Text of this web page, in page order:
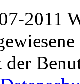
2011